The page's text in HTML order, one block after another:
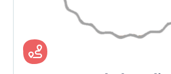
L’écoconception,